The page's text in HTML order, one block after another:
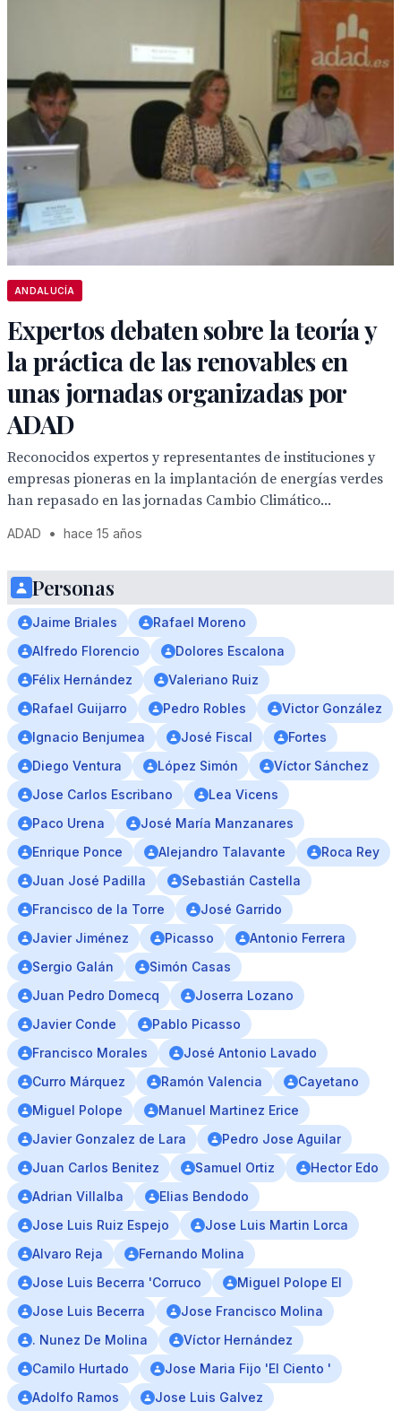
ANDALUCÍA
Expertos debaten sobre la teoría y
la práctica de las renovables en
unas jornadas organizadas por
ADAD
Reconocidos expertos y representantes de instituciones y
empresas pioneras en la implantación de energías verdes
han repasado en las jornadas Cambio Climático...
ADAD • hace 15 años
Personas
Jaime Briales
Rafael Moreno
Alfredo Florencio
Dolores Escalona
Félix Hernández
Valeriano Ruiz
Rafael Guijarro
Pedro Robles
Victor González
Ignacio Benjumea
José Fiscal
Fortes
Diego Ventura
López Simón
Víctor Sánchez
Jose Carlos Escribano
Lea Vicens
Paco Urena
José María Manzanares
Enrique Ponce
Alejandro Talavante
Roca Rey
Juan José Padilla
Sebastián Castella
Francisco de la Torre
José Garrido
Javier Jiménez
Picasso
Antonio Ferrera
Sergio Galán
Simón Casas
Juan Pedro Domecq
Joserra Lozano
Javier Conde
Pablo Picasso
Francisco Morales
José Antonio Lavado
Curro Márquez
Ramón Valencia
Cayetano
Miguel Polope
Manuel Martinez Erice
Javier Gonzalez de Lara
Pedro Jose Aguilar
Juan Carlos Benitez
Samuel Ortiz
Hector Edo
Adrian Villalba
Elias Bendodo
Jose Luis Ruiz Espejo
Jose Luis Martin Lorca
Alvaro Reja
Fernando Molina
Jose Luis Becerra 'Corruco
Miguel Polope El
Jose Luis Becerra
Jose Francisco Molina
. Nunez De Molina
Víctor Hernández
Camilo Hurtado
Jose Maria Fijo 'El Ciento '
Adolfo Ramos
Jose Luis Galvez